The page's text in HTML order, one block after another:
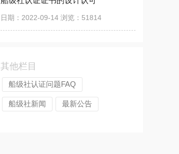
日期：2022-09-14 浏览：51814
其他栏目
船级社认证问题FAQ
船级社新闻 最新公告